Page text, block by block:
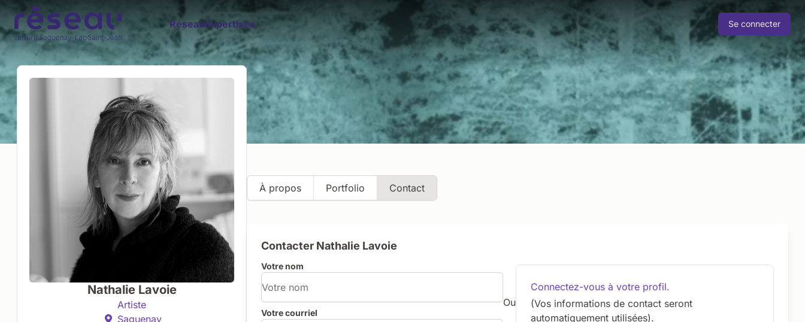
RéseauExpertises Se connecter
Nathalie Lavoie
Artiste
Saguenay
À propos Portfolio Contact
Contacter Nathalie Lavoie
Votre nom
Votre courriel
Ou
Connectez-vous à votre profil.
(Vos informations de contact seront
automatiquement utilisées).